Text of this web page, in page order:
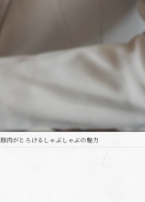
豚肉がとろけるしゃぶしゃぶの魅力